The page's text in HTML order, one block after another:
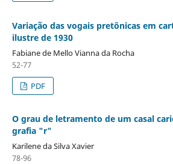
Variação das vogais pretônicas em
ilustre de 1930
Fabiane de Mello Vianna da Rocha
52-77
PDF
O grau de letramento de um casal
grafia "r"
Karilene da Silva Xavier
78-96